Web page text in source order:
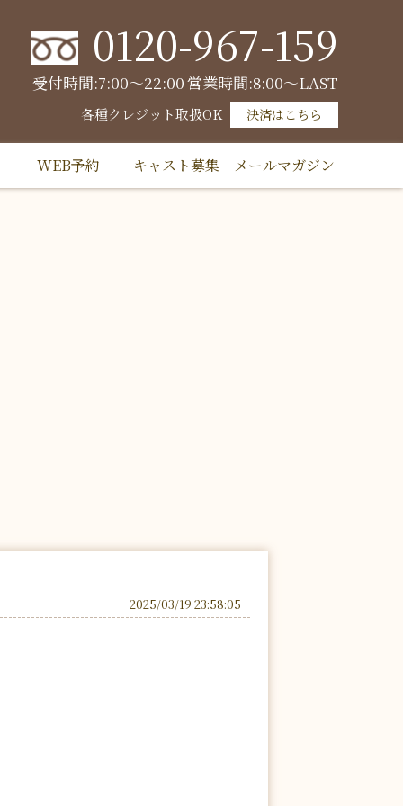
0120-967-159
受付時間:7:00～22:00営業時間:8:00～LAST
各種クレジット取扱OK 決済はこちら
WEB予約 キャスト募集 メールマガジン
2025/03/19 23:58:05